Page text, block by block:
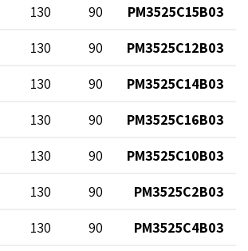
PM3525C15B03
90
130
PM3525C12B03
90
130
PM3525C14B03
90
130
PM3525C16B03
90
130
PM3525C10B03
90
130
PM3525C2B03
90
130
PM3525C4B03
90
130